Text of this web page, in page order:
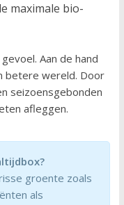
maximale bio-
Aan de hand
betere wereld. Door
seizoensgebonden
afleggen.
groente zoals
als